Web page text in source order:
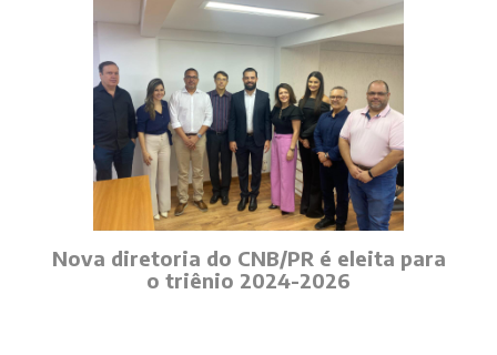
Nova diretoria do CNB/PR é eleita para
o triênio 2024-2026